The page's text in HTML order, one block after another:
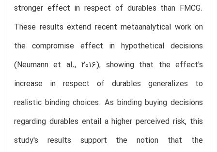
stronger effect in respect of durables than FMCG.
These results extend recent metaanalytical work on
the compromise effect in hypothetical decisions
(Neumann et al., 2016), showing that the effect's
increase in respect of durables generalizes to
realistic binding choices. As binding buying decisions
regarding durables entail a higher perceived risk, this
study's results support the notion that the